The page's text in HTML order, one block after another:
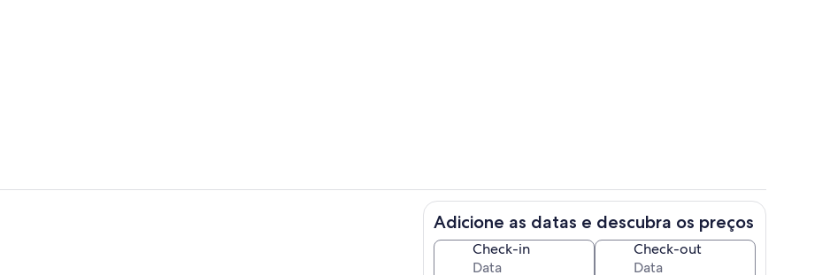
Área de estar Fachada
Adicione as datas e descubra os preços
Check-in Check-out